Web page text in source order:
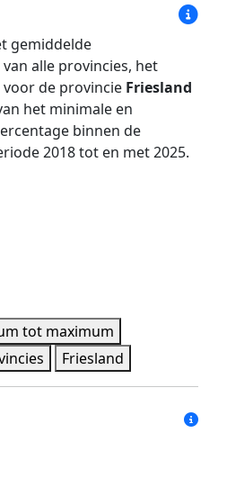
Bandbreedte
13,9%
16,4%
17,8%
15,0%
gemiddelde
alle provincies, het
de provincie Friesland
het minimale en
binnen de
2018 tot en met 2025.
tot maximum
Friesland